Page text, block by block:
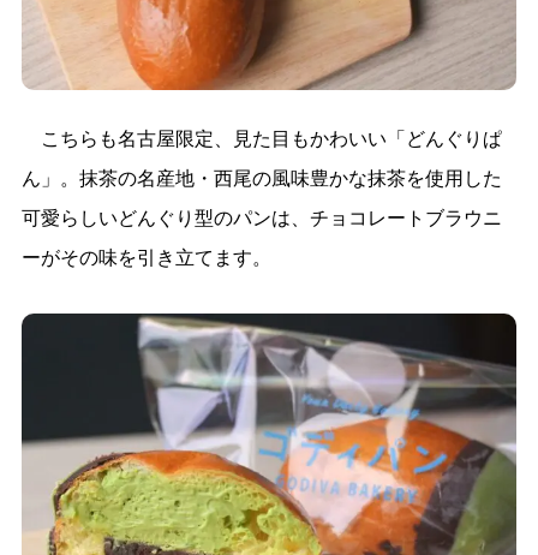
こちらも名古屋限定、見た目もかわいい「どんぐりぱ
ん」。抹茶の名産地・西尾の風味豊かな抹茶を使用した
可愛らしいどんぐり型のパンは、チョコレートブラウニ
ーがその味を引き立てます。